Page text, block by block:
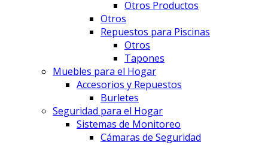
Otros Productos
Otros
Repuestos para Piscinas
Otros
Tapones
Muebles para el Hogar
Accesorios y Repuestos
Burletes
Seguridad para el Hogar
Sistemas de Monitoreo
Cámaras de Seguridad